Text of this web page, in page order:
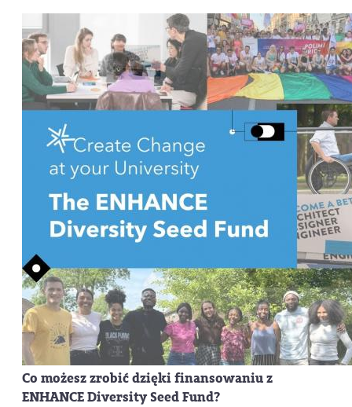
Co możesz zrobić dzięki finansowaniu z
ENHANCE Diversity Seed Fund?